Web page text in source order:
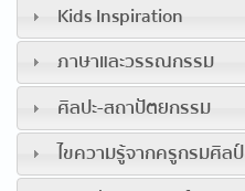
Kids Inspiration
ภาษาและวรรณกรรม
ศิลปะ-สถาปัตยกรรม
ไขความรู้จากครูกรมศิลป์